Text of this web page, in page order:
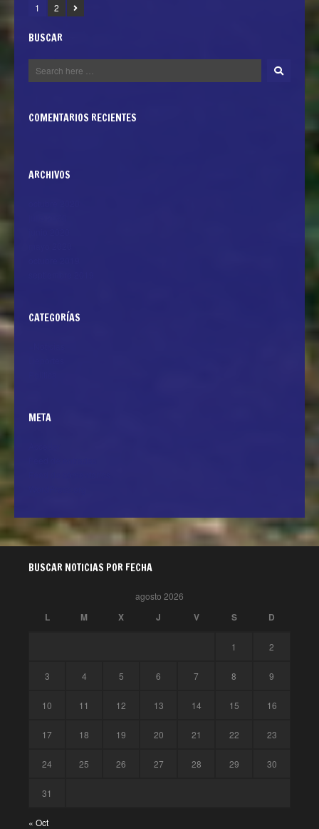
1 2
BUSCAR
COMENTARIOS RECIENTES
ARCHIVOS
CATEGORÍAS
META
BUSCAR NOTICIAS POR FECHA
agosto 2026
L M X J V S D
1 2
3 4 5 6 7 8 9
10 11 12 13 14 15 16
17 18 19 20 21 22 23
24 25 26 27 28 29 30
31
« Oct